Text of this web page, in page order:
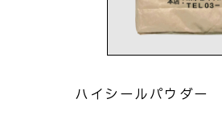
ハイシールパウダー